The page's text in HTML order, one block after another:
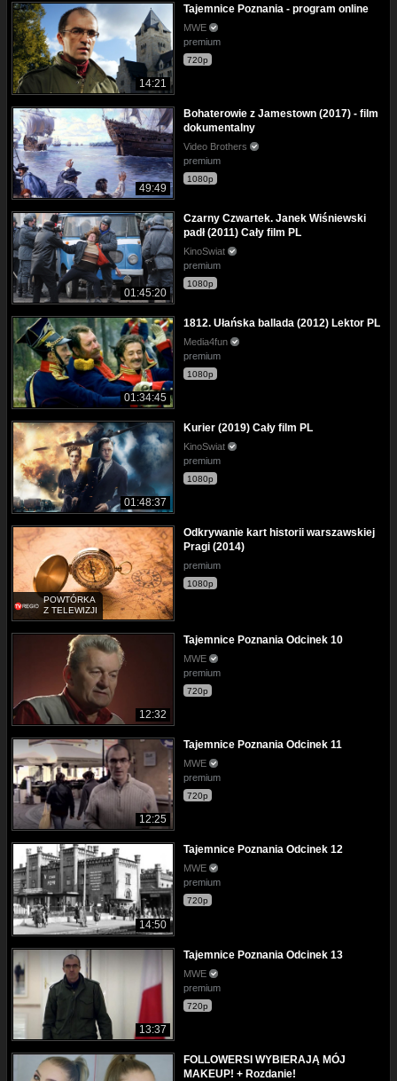
14:21
Tajemnice Poznania - program online
MWE
premium
720p
49:49
Bohaterowie z Jamestown (2017) - film
dokumentalny
Video Brothers
premium
1080p
01:45:20
Czarny Czwartek. Janek Wiśniewski
padł (2011) Cały film PL
KinoSwiat
premium
1080p
01:34:45
1812. Ułańska ballada (2012) Lektor PL
Media4fun
premium
1080p
01:48:37
Kurier (2019) Cały film PL
KinoSwiat
premium
1080p
POWTÓRKA
Z TELEWIZJI
Odkrywanie kart historii warszawskiej
Pragi (2014)
premium
1080p
12:32
Tajemnice Poznania Odcinek 10
MWE
premium
720p
12:25
Tajemnice Poznania Odcinek 11
MWE
premium
720p
14:50
Tajemnice Poznania Odcinek 12
MWE
premium
720p
13:37
Tajemnice Poznania Odcinek 13
MWE
premium
720p
FOLLOWERSI WYBIERAJĄ MÓJ
MAKEUP! + Rozdanie!